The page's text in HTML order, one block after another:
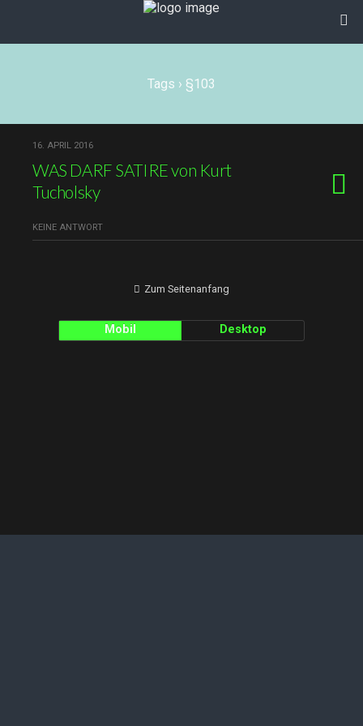
Tags › §103
16. APRIL 2016
WAS DARF SATIRE von Kurt
Tucholsky
KEINE ANTWORT
Zum Seitenanfang
Mobil Desktop